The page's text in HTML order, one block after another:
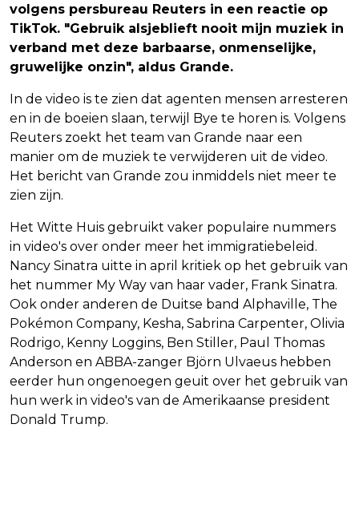
volgens persbureau Reuters in een reactie op
TikTok. "Gebruik alsjeblieft nooit mijn muziek in
verband met deze barbaarse, onmenselijke,
gruwelijke onzin", aldus Grande.
In de video is te zien dat agenten mensen arresteren
en in de boeien slaan, terwijl Bye te horen is. Volgens
Reuters zoekt het team van Grande naar een
manier om de muziek te verwijderen uit de video.
Het bericht van Grande zou inmiddels niet meer te
zien zijn.
Het Witte Huis gebruikt vaker populaire nummers
in video's over onder meer het immigratiebeleid.
Nancy Sinatra uitte in april kritiek op het gebruik van
het nummer My Way van haar vader, Frank Sinatra.
Ook onder anderen de Duitse band Alphaville, The
Pokémon Company, Kesha, Sabrina Carpenter, Olivia
Rodrigo, Kenny Loggins, Ben Stiller, Paul Thomas
Anderson en ABBA-zanger Björn Ulvaeus hebben
eerder hun ongenoegen geuit over het gebruik van
hun werk in video's van de Amerikaanse president
Donald Trump.